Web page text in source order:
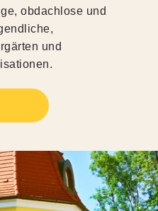
obdachlose und
und